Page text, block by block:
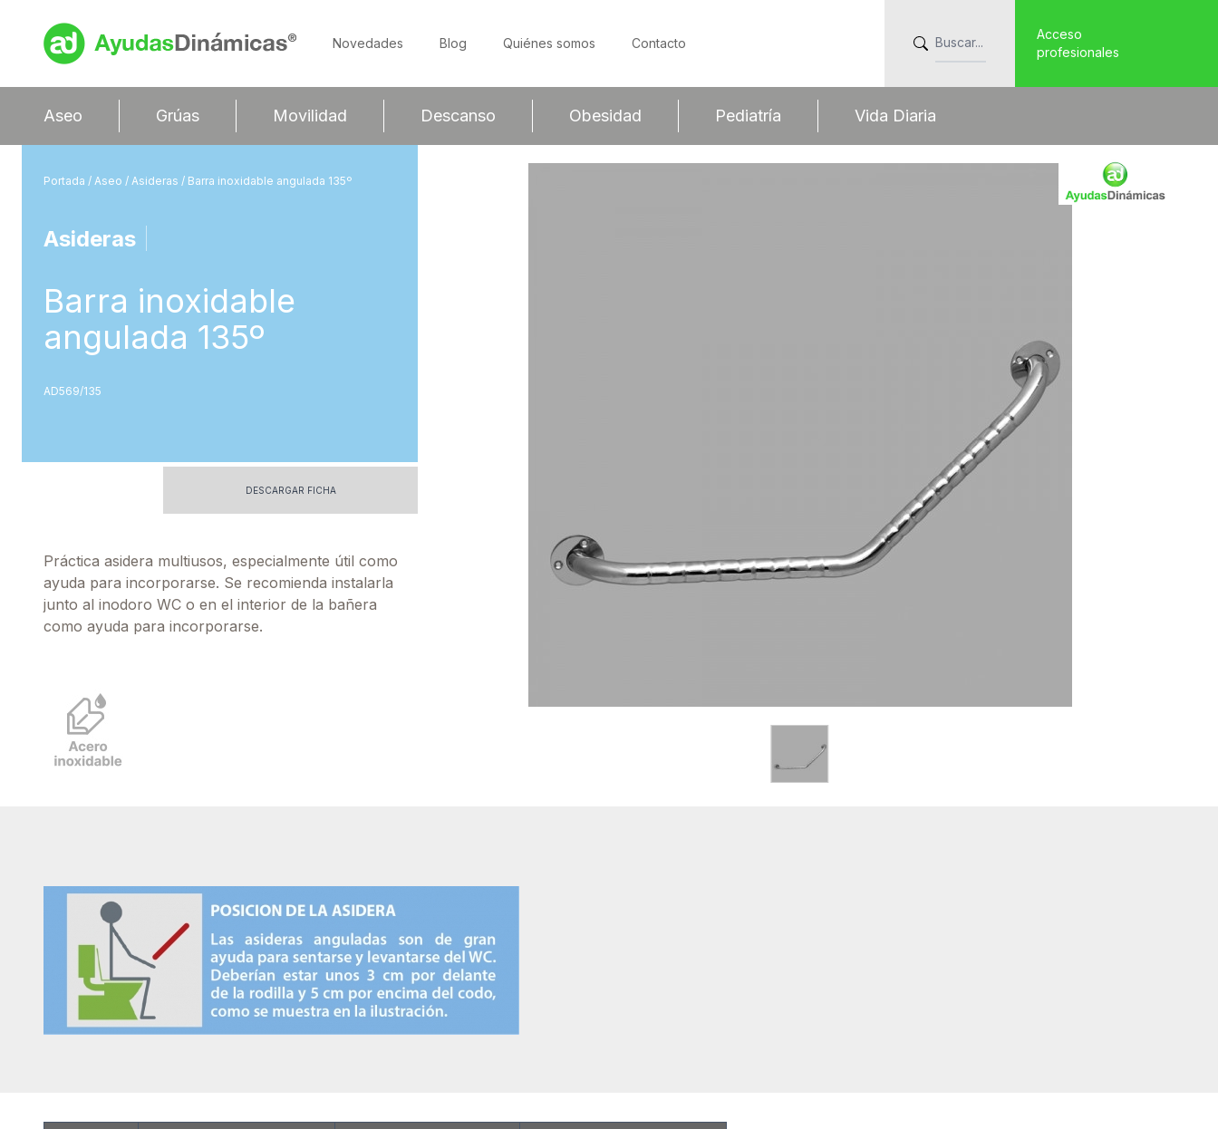
Novedades Blog Quiénes somos Contacto
Acceso
profesionales
Aseo Grúas Movilidad Descanso Obesidad Pediatría Vida Diaria
Portada / Aseo / Asideras / Barra inoxidable angulada 135º
Asideras
Barra inoxidable
angulada 135º
AD569/135
DESCARGAR FICHA
Práctica asidera multiusos, especialmente útil como
ayuda para incorporarse. Se recomienda instalarla
junto al inodoro WC o en el interior de la bañera
como ayuda para incorporarse.